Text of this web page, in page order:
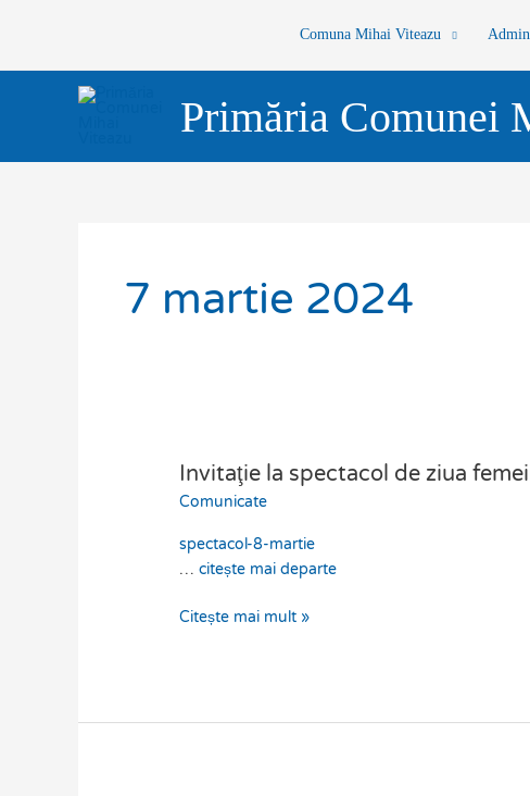
Comuna Mihai Viteazu
Primăria Comunei
7 martie 2024
Invitaţie la spectacol de ziua
Comunicate
spectacol-8-martie
…citește mai departe
Invitaţie
la
de
ziua
08.03.2024.
Citește mai mult »